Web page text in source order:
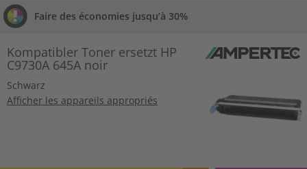
Faire des économies jusqu’à 30%
Kompatibler Toner ersetzt HP
C9730A 645A noir
Schwarz
Afficher les appareils appropriés